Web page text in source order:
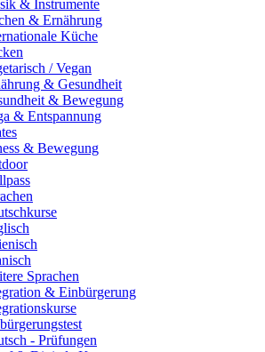
& Instrumente
& Ernährung
Küche
/ Vegan
& Gesundheit
& Bewegung
& Entspannung
& Bewegung
Sprachen
& Einbürgerung
- Prüfungen